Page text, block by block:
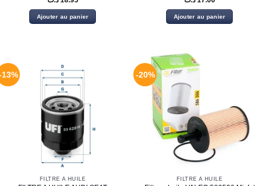
Ajouter au panier Ajouter au panier
FILTRE À HUILE
-20%
FILTRE À HUILE